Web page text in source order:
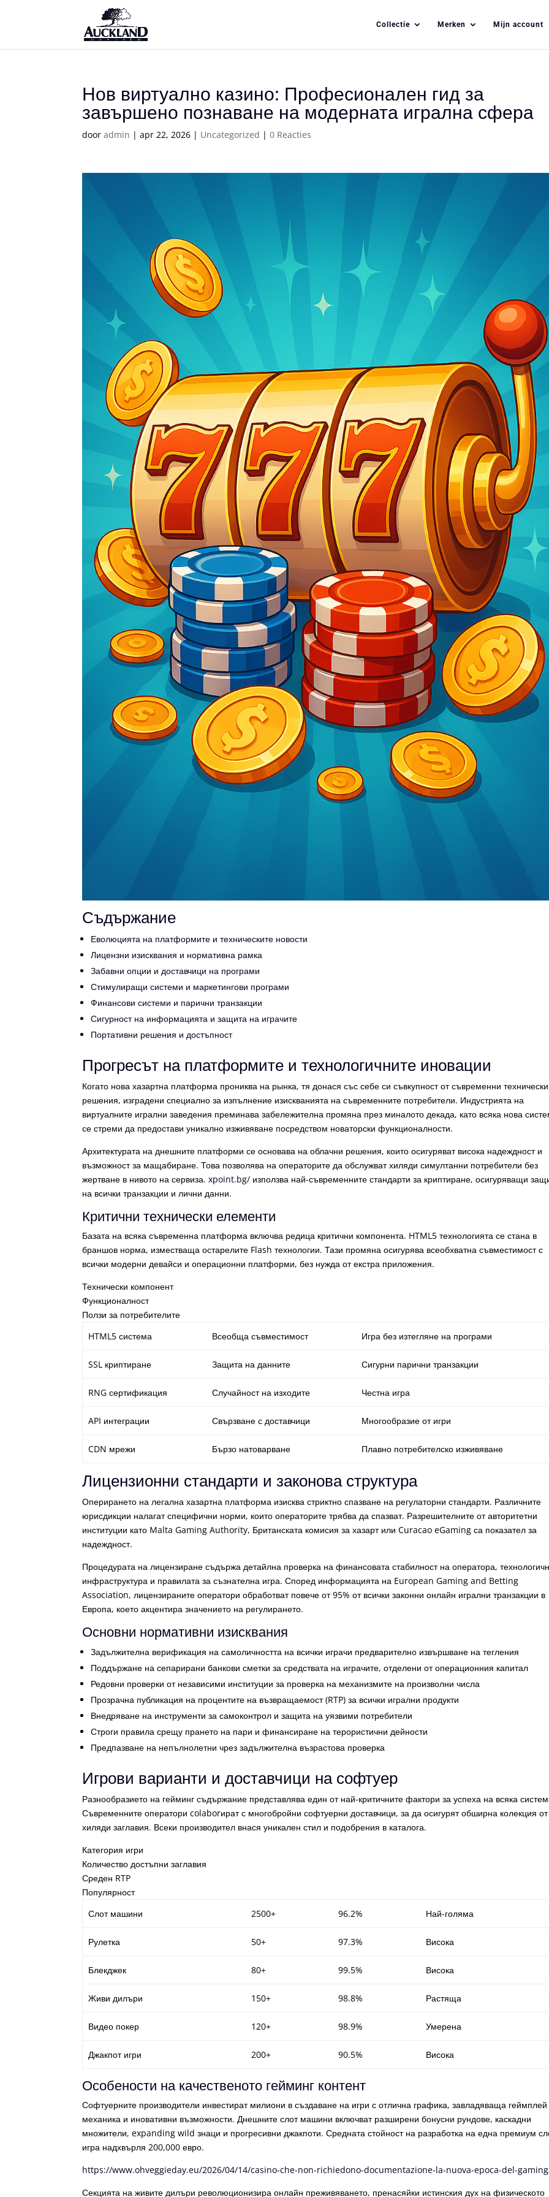
Collectie Merken Mijn account
Нов виртуално казино: Професионален гид за
завършено познаване на модерната игрална сфера
dooradmin |apr 22, 2026 | Uncategorized |0 Reacties
Съдържание
Еволюцията на платформите и техническите новости
Лицензни изисквания и нормативна рамка
Забавни опции и доставчици на програми
Стимулиращи системи и маркетингови програми
Финансови системи и парични транзакции
Сигурност на информацията и защита на играчите
Портативни решения и достъпност
Прогресът на платформите и технологичните иновации
Когато нова хазартна платформа прониква на рынка, тя донася със себе си съвкупност от съвременни технически
решения, изградени специално за изпълнение изискванията на съвременните потребители. Индустрията на
виртуалните игрални заведения преминава забележителна промяна през миналото декада, като всяка нова
се стреми да предостави уникално изживяване посредством новаторски функционалности.
Архитектурата на днешните платформи се основава на облачни решения, които осигуряват висока надеждност и
възможност за мащабиране. Това позволява на операторите да обслужват хиляди симултанни потребители без
жертване в нивото на сервиза.xpoint.bg/ използва най-съвременните стандарти за криптиране, осигуряващи
на всички транзакции и лични данни.
Критични технически елементи
Базата на всяка съвременна платформа включва редица критични компонента. HTML5 технологията се стана в
браншов норма, изместваща остарелите Flash технологии. Тази промяна осигурява всеобхватна съвместимост с
всички модерни девайси и операционни платформи, без нужда от екстра приложения.
Технически компонент
Функционалност
Ползи за потребителите
HTML5 система
Всеобща съвместимост Игра без изтегляне на програми
SSL криптиране Защита на данните Сигурни парични транзакции
RNG сертификация Случайност на изходите Честна игра
API интеграции Свързване с доставчици Многообразие от игри
CDN мрежи Бързо натоварване Плавно потребителско изживяване
Лицензионни стандарти и законова структура
Оперирането на легална хазартна платформа изисква стриктно спазване на регулаторни стандарти. Различните
юрисдикции налагат специфични норми, които операторите трябва да спазват. Разрешителните от авторитетни
институции като Malta Gaming Authority, Британската комисия за хазарт или Curacao eGaming са показател за
надеждност.
Процедурата на лицензиране съдържа детайлна проверка на финансовата стабилност на оператора,
инфраструктура и правилата за съзнателна игра. Според информацията на European Gaming and Betting
Association, лицензираните оператори обработват повече от 95% от всички законни онлайн игрални транзакции в
Европа, което акцентира значението на регулирането.
Основни нормативни изисквания
Задължителна верификация на самоличността на всички играчи предварително извършване на тегления
Поддържане на сепарирани банкови сметки за средствата на играчите, отделени от операционния капитал
Редовни проверки от независими институции за проверка на механизмите на произволни числа
Прозрачна публикация на процентите на възвращаемост (RTP) за всички игрални продукти
Внедряване на инструменти за самоконтрол и защита на уязвими потребители
Строги правила срещу прането на пари и финансиране на терористични дейности
Предпазване на непълнолетни чрез задължителна възрастова проверка
Игрови варианти и доставчици на софтуер
Разнообразието на гейминг съдържание представлява един от най-критичните фактори за успеха на всяка
Съвременните оператори colaborират с многобройни софтуерни доставчици, за да осигурят обширна колекция от
хиляди заглавия. Всеки производител внася уникален стил и подобрения в каталога.
Категория игри
Количество достъпни заглавия
Среден RTP
Популярност
Слот машини
2500+ 96.2% Най-голяма
Рулетка 50+ 97.3% Висока
Блекджек 80+ 99.5% Висока
Живи дилъри 150+ 98.8% Растяща
Видео покер 120+ 98.9% Умерена
Джакпот игри 200+ 90.5% Висока
Особености на качественото гейминг контент
Софтуерните производители инвестират милиони в създаване на игри с отлична графика, завладяваща геймплей
механика и иновативни възможности. Днешните слот машини включват разширени бонусни рундове, каскадни
множители, expanding wild знаци и прогресивни джакпоти. Средната стойност на разработка на една премиум
игра надхвърля 200,000 евро.
https://www.ohveggieday.eu/2026/04/14/casino-che-non-richiedono-documentazione-la-nuova-epoca-del-
Секцията на живите дилъри революционизира онлайн преживяването, пренасяйки истинския дух на физическото